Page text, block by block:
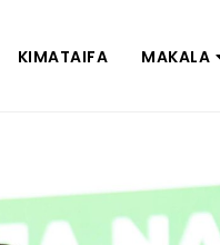
KIMATAIFA MAKALA